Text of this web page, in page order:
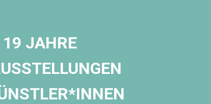
19 JAHRE